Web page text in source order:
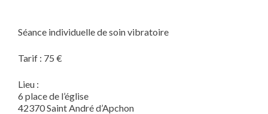
Séance individuelle de soin vibratoire
Tarif : 75 €
Lieu :
6 place de l’église
42370 Saint André d’Apchon